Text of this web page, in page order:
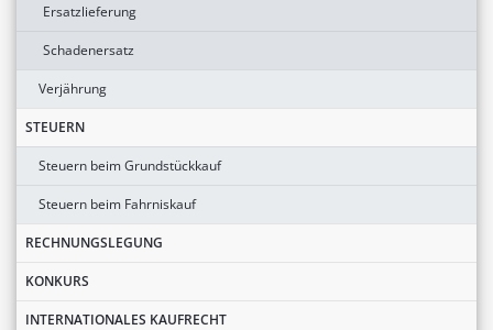
Ersatzlieferung
Schadenersatz
Verjährung
STEUERN
Steuern beim Grundstückkauf
Steuern beim Fahrniskauf
RECHNUNGSLEGUNG
KONKURS
INTERNATIONALES KAUFRECHT